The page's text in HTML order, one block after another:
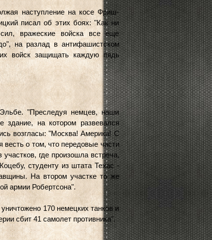
наступление на косе Фриш-
писал об этих боях: "Как ни
вражеские войска все еще
на разлад в антифашистском
войск защищать каждую пядь
"Преследуя немцев, наши
здание, на котором развевался
возгласы: "Москва! Америка! С
весть о том, что передовые части
где произошла встреча,
студенту из штата Техас -
На втором участке то же
армии Робертсона".
170 немецких танков и
сбит 41 самолет противника".